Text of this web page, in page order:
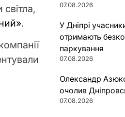
.
07.08.2026
У Дніпрі
отримають
паркування
07.08.2026
Олександр
очолив
07.08.2026